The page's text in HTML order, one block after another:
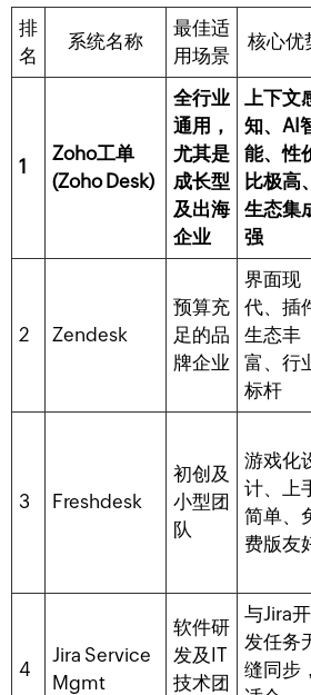
排
名
系统名称
最佳适
用场景
核心优
1
Zoho工单
(Zoho Desk)
全行业
通用，
尤其是
成长型
及出海
企业
上下文
知、AI
能、性
比极高、
生态集
强
2 Zendesk
预算充
足的品
牌企业
界面现
代、插
生态丰
富、行
标杆
3 Freshdesk
初创及
小型团
队
游戏化
计、上
简单、
费版友
4
Jira Service
Mgmt
软件研
发及IT
技术团
与Jira开
发任务
缝同步，